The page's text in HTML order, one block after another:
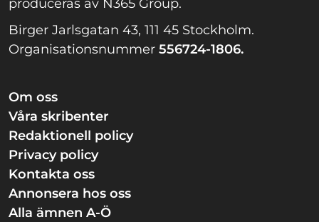
produceras av N365 Group.
Birger Jarlsgatan 43, 111 45 Stockholm.
Organisationsnummer 556724-1806.
Om oss
Våra skribenter
Redaktionell policy
Privacy policy
Kontakta oss
Annonsera hos oss
Alla ämnen A-Ö